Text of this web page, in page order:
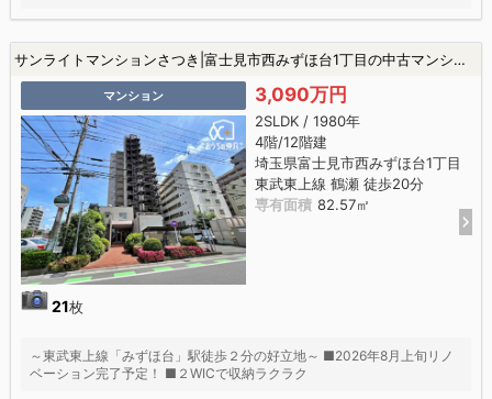
サンライトマンションさつき|富士見市西みずほ台1丁目の中古マンション
マンション
21枚
3,090万円
2SLDK / 1980年
4階/12階建
埼玉県富士見市西みずほ台1丁目
東武東上線 鶴瀬 徒歩20分
専有面積 82.57㎡
～東武東上線「みずほ台」駅徒歩２分の好立地～ ■2026年8月上旬リノ
ベーション完了予定！ ■２WICで収納ラクラク